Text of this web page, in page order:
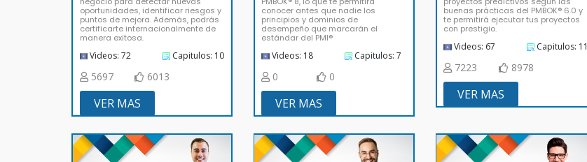
oportunidades, identificar riesgos y
puntos de mejora. Además, podrás
certificarte internacionalmente de
manera exitosa.
Videos: 72 Capitulos: 10
5697 6013
VER MAS
conocer antes que nadie los
principios y dominios de
desempeño que marcarán el
estándar del PMI®
Videos: 18 Capitulos: 7
0 0
VER MAS
buenas prácticas del PMBOK® 6.0 y
te permitirá ejecutar tus proyectos
con prestigio.
Videos: 67 Capitulos: 11
7223 8978
VER MAS